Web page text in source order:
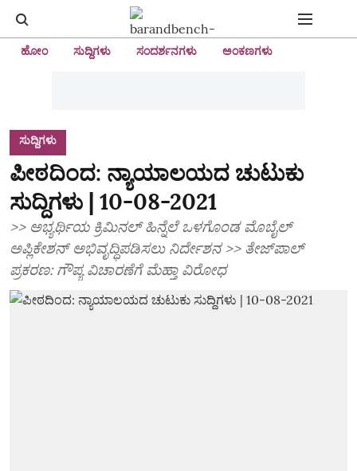
ಹೋಂ ಸುದ್ದಿಗಳು ಸಂದರ್ಶನಗಳು ಅಂಕಣಗಳು
ಸುದ್ದಿಗಳು
ಪೀಠದಿಂದ: ನ್ಯಾಯಾಲಯದ ಚುಟುಕು
ಸುದ್ದಿಗಳು | 10-08-2021
>> ಅಭ್ಯರ್ಥಿಯ ಕ್ರಿಮಿನಲ್‌ ಹಿನ್ನೆಲೆ ಒಳಗೊಂಡ ಮೊಬೈಲ್‌
ಅಪ್ಲಿಕೇಶನ್‌ ಅಭಿವೃದ್ಧಿಪಡಿಸಲು ನಿರ್ದೇಶನ >> ತೇಜ್‌ಪಾಲ್‌
ಪ್ರಕರಣ: ಗೌಪ್ಯ ವಿಚಾರಣೆಗೆ ಮೆಹ್ತಾ ವಿರೋಧ